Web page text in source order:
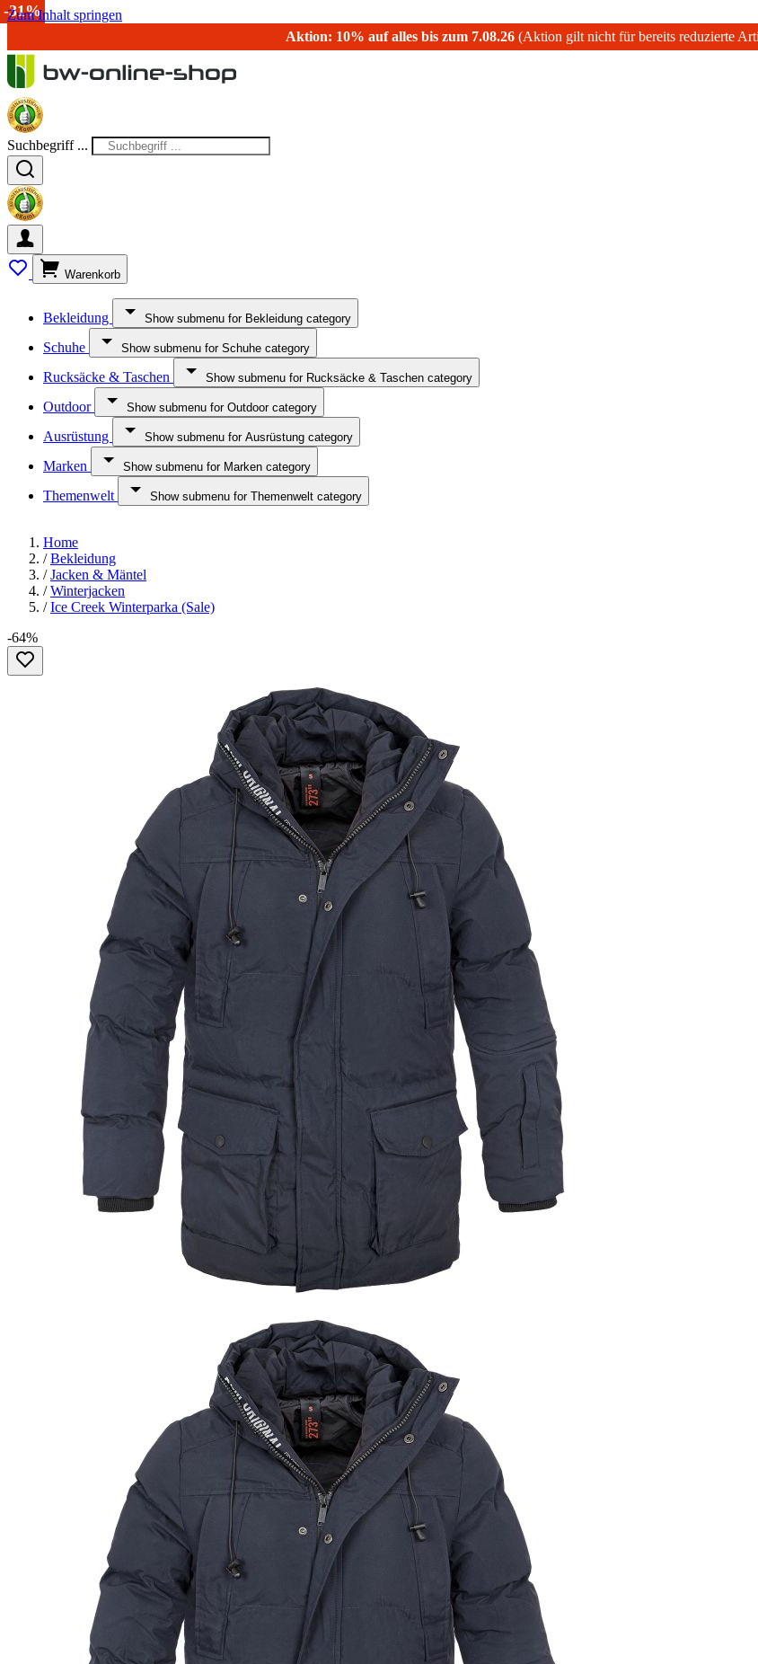
Zum Inhalt springen
Aktion: 10% auf alles bis zum 7.08.26(Aktion gilt nicht für bereits reduzierte
Suchbegriff ...
Warenkorb
Bekleidung Show submenu for Bekleidung category
Schuhe Show submenu for Schuhe category
Rucksäcke & Taschen Show submenu for Rucksäcke & Taschen category
Outdoor Show submenu for Outdoor category
Ausrüstung Show submenu for Ausrüstung category
Marken Show submenu for Marken category
Themenwelt Show submenu for Themenwelt category
Home
/ Bekleidung
/ Jacken & Mäntel
/ Winterjacken
/ Ice Creek Winterparka (Sale)
-64%
-40%
-25%
-20%
-40%
-40%
-46%
-46%
-46%
-54%
-45%
-10%
-18%
-31%